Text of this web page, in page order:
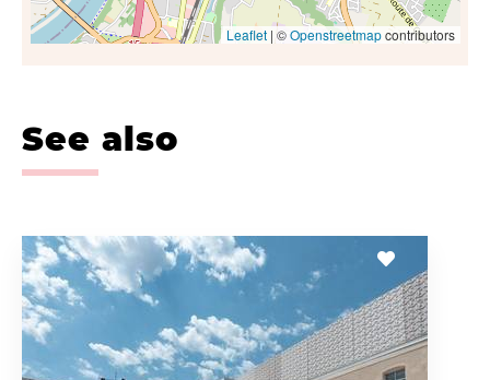
Leaflet| ©Openstreetmapcontributors
See also